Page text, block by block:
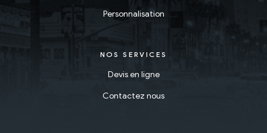
Personnalisation
NOS SERVICES
Devis en ligne
Contactez nous